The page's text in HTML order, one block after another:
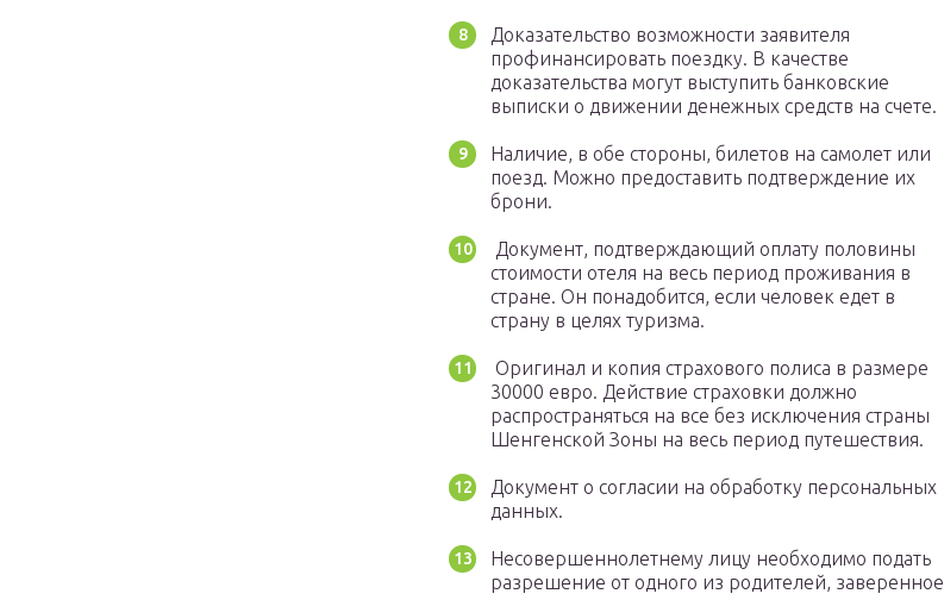
Доказательство возможности заявителя
профинансировать поездку. В качестве
доказательства могут выступить банковские
выписки о движении денежных средств на счете.
Наличие, в обе стороны, билетов на самолет или
поезд. Можно предоставить подтверждение их
брони.
Документ, подтверждающий оплату половины
стоимости отеля на весь период проживания в
стране. Он понадобится, если человек едет в
страну в целях туризма.
Оригинал и копия страхового полиса в размере
30000 евро. Действие страховки должно
распространяться на все без исключения страны
Шенгенской Зоны на весь период путешествия.
Документ о согласии на обработку персональных
данных.
Несовершеннолетнему лицу необходимо подать
разрешение от одного из родителей, заверенное